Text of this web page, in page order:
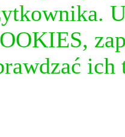
ich